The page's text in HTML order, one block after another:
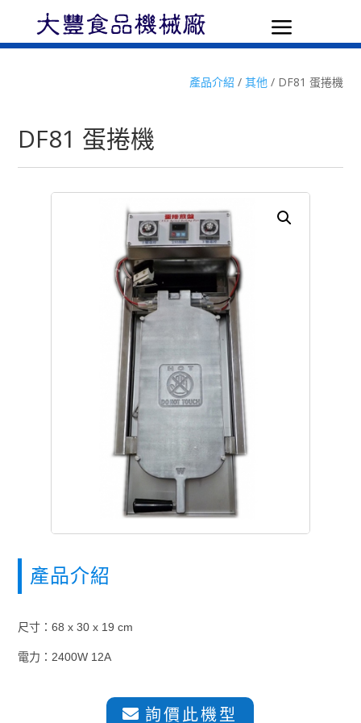
a
產品介紹 / 其他/ DF81 蛋捲機
DF81 蛋捲機
產品介紹
尺寸：68 x 30 x 19 cm
電力：2400W 12A
 詢價此機型